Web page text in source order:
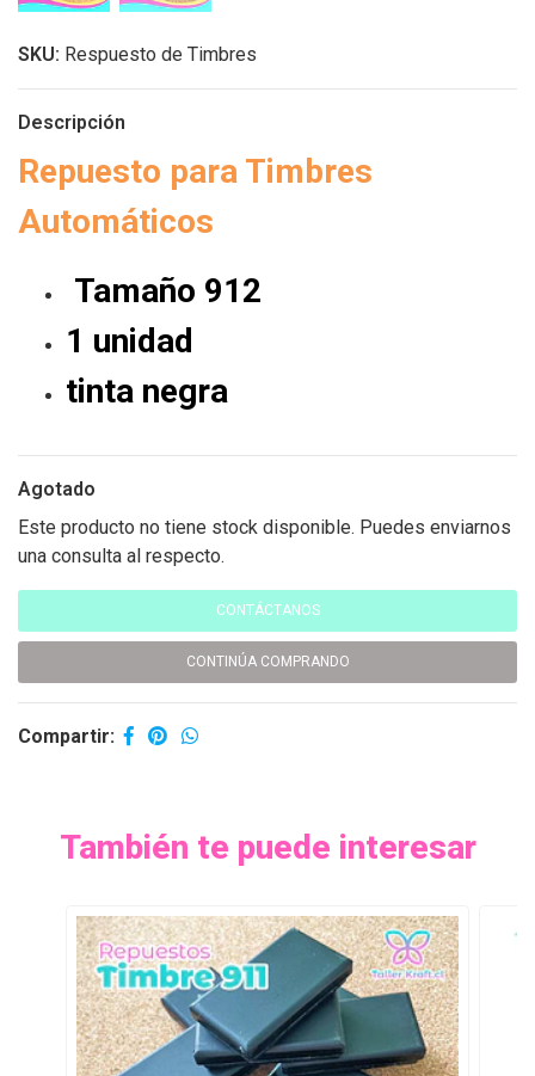
SKU: Respuesto de Timbres
Descripción
Repuesto para Timbres
Automáticos
Tamaño 912
1 unidad
tinta negra
Agotado
Este producto no tiene stock disponible. Puedes enviarnos
una consulta al respecto.
CONTÁCTANOS
CONTINÚA COMPRANDO
Compartir:
También te puede interesar